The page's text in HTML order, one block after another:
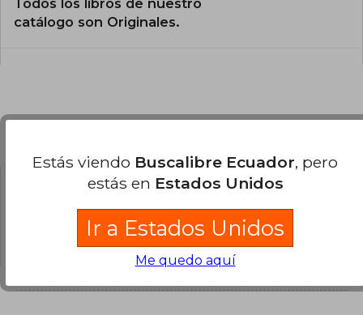
catálogo son Originales.
¿Tienes una pregunta sobre el libro?Inicia
para poder agregar tu propia pregunta.
Estás viendo Buscalibre Ecuador, pero
estás en Estados Unidos
Ir a Estados Unidos
Me quedo aquí